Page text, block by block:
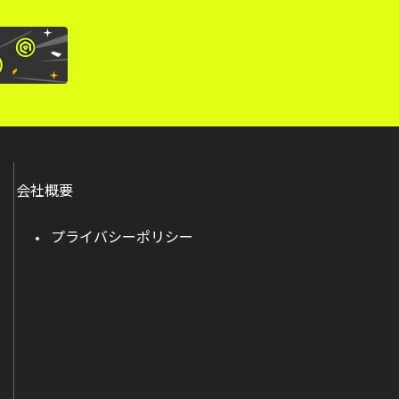
会社概要
プライバシーポリシー